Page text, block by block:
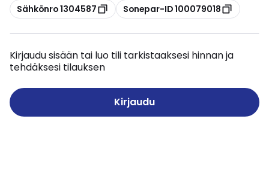
Kopioi
Sähkönro 1304587 Kopioi
Sonepar-ID 100079018
Kirjaudu sisään tai luo tili tarkistaaksesi hinnan ja
tehdäksesi tilauksen
Kirjaudu